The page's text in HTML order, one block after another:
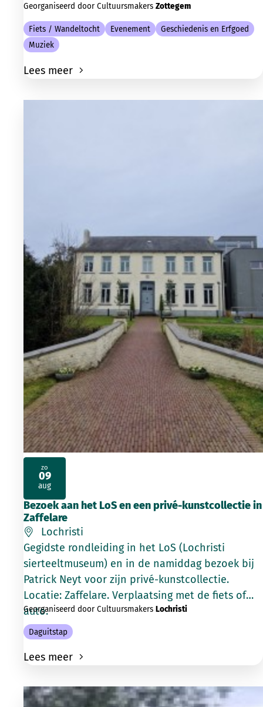
Georganiseerd door Cultuursmakers Zottegem
Fiets / Wandeltocht Evenement
Geschiedenis en Erfgoed
Muziek
Lees meer
Bezoek aan het LoS en een privé-kunstcollectie in
Zaffelare
Lochristi
Gegidste rondleiding in het LoS (Lochristi
sierteeltmuseum) en in de namiddag bezoek bij
Patrick Neyt voor zijn privé-kunstcollectie.
Locatie: Zaffelare. Verplaatsing met de fiets of
auto.
Georganiseerd door Cultuursmakers Lochristi
Daguitstap
Lees meer
zo
09
aug
2026